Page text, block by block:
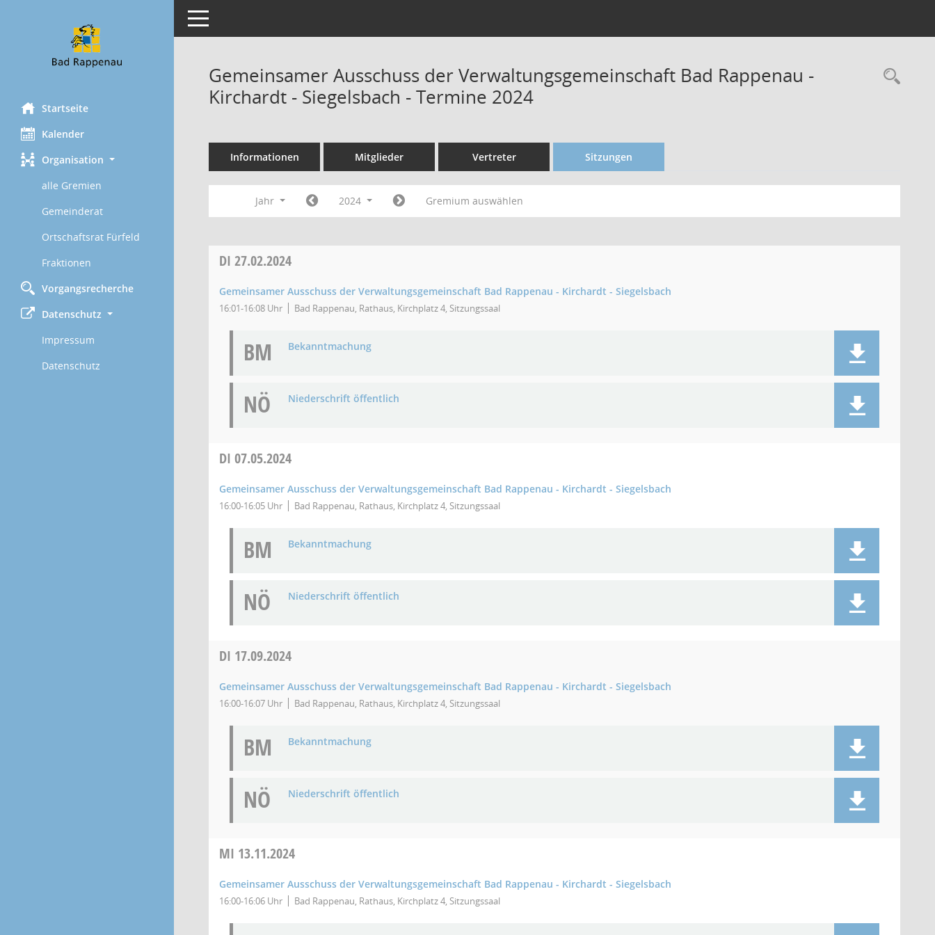
Startseite
Kalender
Organisation
alle Gremien
Gemeinderat
Ortschaftsrat Fürfeld
Fraktionen
Vorgangsrecherche
Datenschutz
Impressum
Datenschutz
Toggle navigation
Gemeinsamer Ausschuss der Verwaltungsgemeinschaft Bad Rappenau -
Kirchardt - Siegelsbach - Termine 2024
Informationen Mitglieder Vertreter Sitzungen
Jahr 2024 Gremium auswählen
DI 27.02.2024
Gemeinsamer Ausschuss der Verwaltungsgemeinschaft Bad Rappenau - Kirchardt - Siegelsbach
16:01-16:08 Uhr Bad Rappenau, Rathaus, Kirchplatz 4, Sitzungssaal
BM Bekanntmachung
NÖ Niederschrift öffentlich
DI 07.05.2024
Gemeinsamer Ausschuss der Verwaltungsgemeinschaft Bad Rappenau - Kirchardt - Siegelsbach
16:00-16:05 Uhr Bad Rappenau, Rathaus, Kirchplatz 4, Sitzungssaal
BM Bekanntmachung
NÖ Niederschrift öffentlich
DI 17.09.2024
Gemeinsamer Ausschuss der Verwaltungsgemeinschaft Bad Rappenau - Kirchardt - Siegelsbach
16:00-16:07 Uhr Bad Rappenau, Rathaus, Kirchplatz 4, Sitzungssaal
BM Bekanntmachung
NÖ Niederschrift öffentlich
MI 13.11.2024
Gemeinsamer Ausschuss der Verwaltungsgemeinschaft Bad Rappenau - Kirchardt - Siegelsbach
16:00-16:06 Uhr Bad Rappenau, Rathaus, Kirchplatz 4, Sitzungssaal